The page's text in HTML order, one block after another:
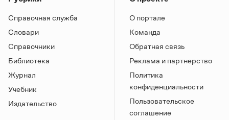
Справочная служба
Словари
Справочники
Библиотека
Журнал
Учебник
Издательство
О портале
Команда
Обратная связь
Реклама и партнерство
Политика
конфиденциальности
Пользовательское
соглашение